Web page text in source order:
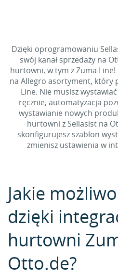
Dzięki oprogramowaniu
swój kanał sprzedaży na
hurtowni, w tym z Zuma Line!
na Allegro asortyment, który
Line. Nie musisz
ręcznie, automatyzacja
wystawianie nowych
hurtowni z Sellasist na
skonfigurujesz szablon
zmienisz ustawienia w
Jakie
dzięki
hurtowni
Otto.de?